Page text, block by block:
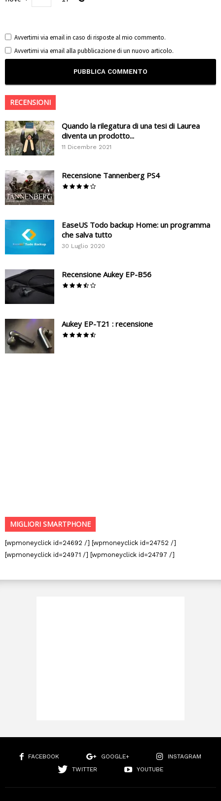
Avvertimi via email in caso di risposte al mio commento.
Avvertimi via email alla pubblicazione di un nuovo articolo.
RECENSIONI
Quando la rilegatura di una tesi di Laurea
diventa un prodotto...
11 Dicembre 2021
Recensione Tannenberg PS4
EaseUS Todo backup Home: un programma
che salva tutto
30 Luglio 2020
Recensione Aukey EP-B56
Aukey EP-T21 : recensione
MIGLIORI SMARTPHONE
[wpmoneyclick id=24692 /] [wpmoneyclick id=24752 /]
[wpmoneyclick id=24971 /] [wpmoneyclick id=24797 /]
FACEBOOK GOOGLE+
INSTAGRAM
TWITTER
YOUTUBE